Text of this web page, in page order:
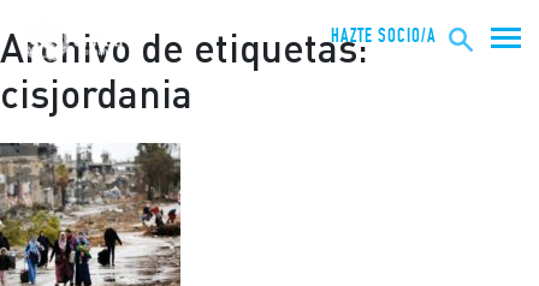
HAZTE SOCIO/A
Archivo de etiquetas:
cisjordania